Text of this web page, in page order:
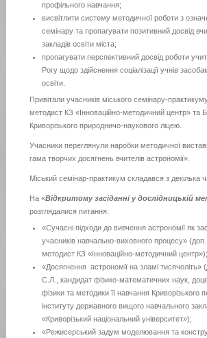
профільного навчання;
висвітлити систему методичної роботи з
семінару та пропагувати позитивний досвід
закладів освіти міста;
пропагувати перспективний досвід роботи
Рогу щодо здійснення соціалізації учнів
освіти.
Привітали учасників міського семінару-
методист КЗ «Інноваційно-методичний центр» та
Криворізького природничо-наукового ліцею.
Учасники переглянули наробки методичної
гама творчих досягнень вчителів астрономії».
Міський семінар-практикум складався з декілька
На «Відкритому засіданні у дослідницькій
розглядалися питання:
«Сучасні підходи до вивчення астрономії як
учасників навчально-виховного процесу»
методист КЗ «Інноваційно-методичний центр»);
«Досягнення астрономії на зламі тисячоліть»
С.Л., кандидат фізико-математичних наук,
фізики та методики її навчання Криворізького
інституту державного вищого навчального
«Криворізький національний університет»);
«Режисерський задум моделювання та